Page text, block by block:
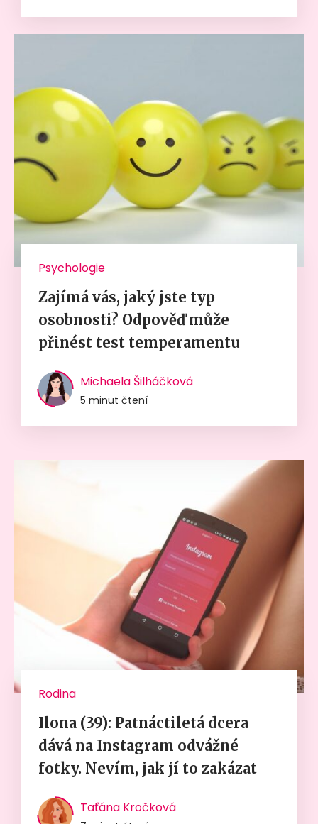
Psychologie
Zajímá vás, jaký jste typ
osobnosti? Odpověď může
přinést test temperamentu
Michaela Šilháčková
5 minut čtení
Rodina
Ilona (39): Patnáctiletá dcera
dává na Instagram odvážné
fotky. Nevím, jak jí to zakázat
Taťána Kročková